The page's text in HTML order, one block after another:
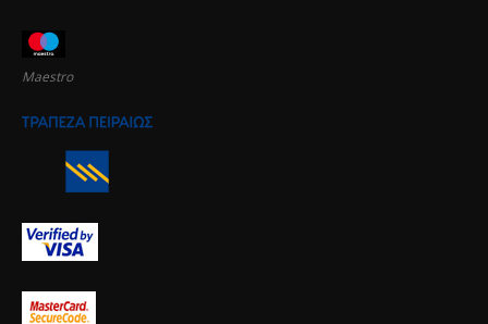
Maestro